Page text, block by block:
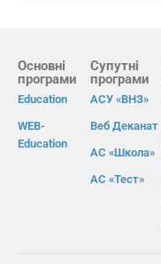
Основні
програми
Education
WEB-
Education
Супутні
програми
АСУ «ВНЗ»
Веб Деканат
АС «Школа»
АС «Тест»